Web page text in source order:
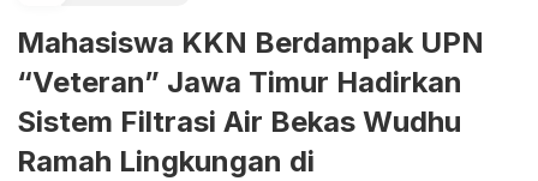
Mahasiswa KKN Berdampak UPN
“Veteran” Jawa Timur Hadirkan
Sistem Filtrasi Air Bekas Wudhu
Ramah Lingkungan di